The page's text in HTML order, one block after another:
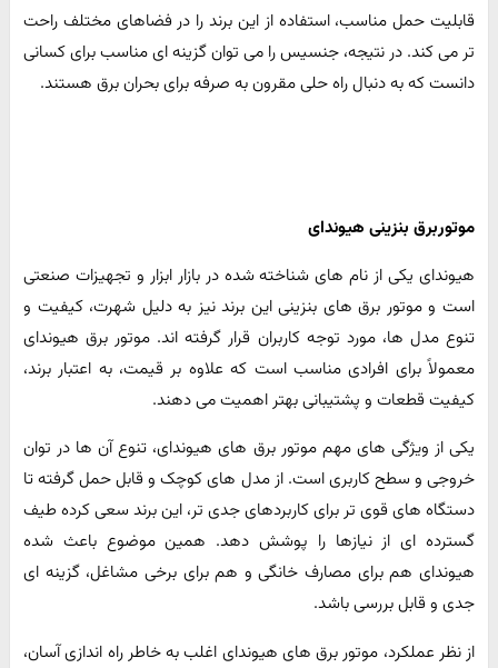
قابلیت حمل مناسب، استفاده از این برند را در فضاهای مختلف راحت
تر می کند. در نتیجه، جنسیس را می توان گزینه ای مناسب برای کسانی
دانست که به دنبال راه حلی مقرون به صرفه برای بحران برق هستند.
موتوربرق بنزینی هیوندای
هیوندای یکی از نام های شناخته شده در بازار ابزار و تجهیزات صنعتی
است و موتور برق های بنزینی این برند نیز به دلیل شهرت، کیفیت و
تنوع مدل ها، مورد توجه کاربران قرار گرفته اند. موتور برق هیوندای
معمولاً برای افرادی مناسب است که علاوه بر قیمت، به اعتبار برند،
کیفیت قطعات و پشتیبانی بهتر اهمیت می دهند.
یکی از ویژگی های مهم موتور برق های هیوندای، تنوع آن ها در توان
خروجی و سطح کاربری است. از مدل های کوچک و قابل حمل گرفته تا
دستگاه های قوی تر برای کاربردهای جدی تر، این برند سعی کرده طیف
گسترده ای از نیازها را پوشش دهد. همین موضوع باعث شده
هیوندای هم برای مصارف خانگی و هم برای برخی مشاغل، گزینه ای
جدی و قابل بررسی باشد.
از نظر عملکرد، موتور برق های هیوندای اغلب به خاطر راه اندازی آسان،